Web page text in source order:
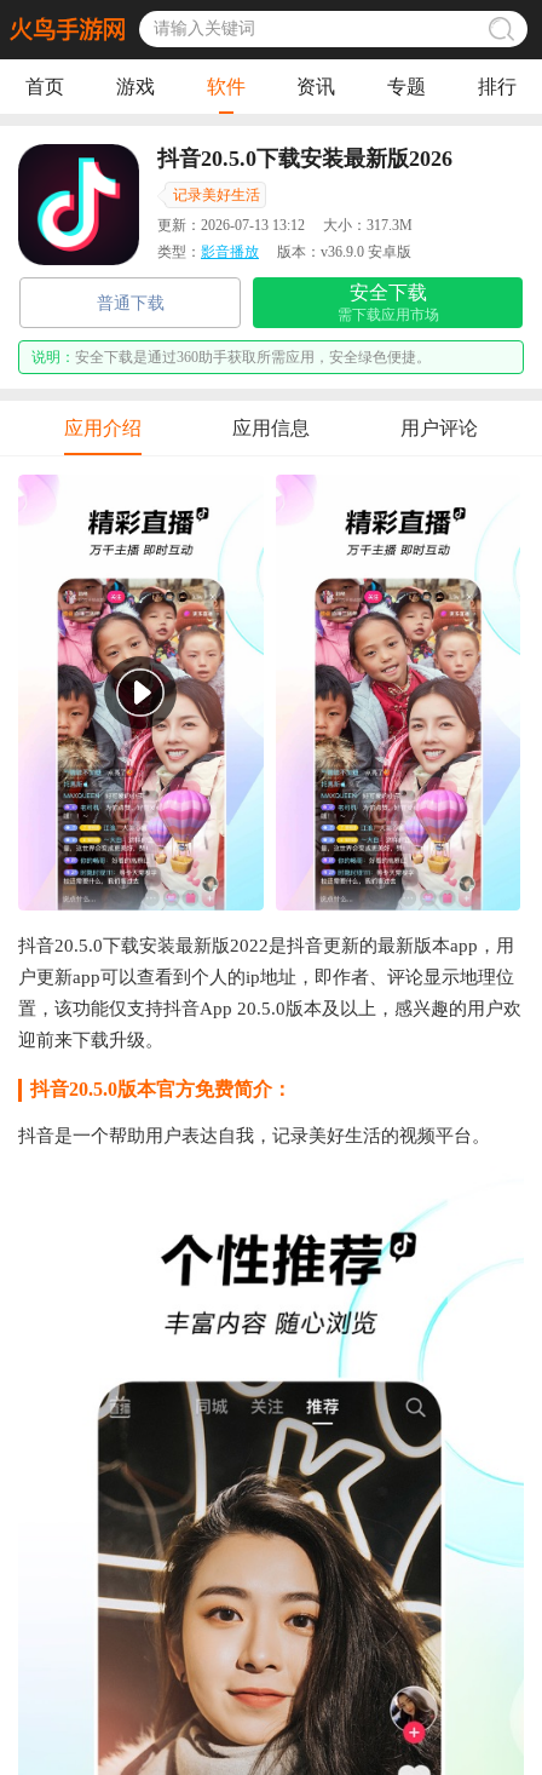
首页 游戏 软件 资讯 专题 排行
抖音20.5.0下载安装最新版2026
记录美好生活
更新： 2026-07-13 13:12 大小： 317.3M
类型： 影音播放 版本： v36.9.0 安卓版
普通下载
安全下载
需下载应用市场
说明： 安全下载是通过360助手获取所需应用，安全绿色便捷。
应用介绍 应用信息 用户评论
抖音20.5.0下载安装最新版2022是抖音更新的最新版本app，用
户更新app可以查看到个人的ip地址，即作者、评论显示地理位
置，该功能仅支持抖音App 20.5.0版本及以上，感兴趣的用户欢
迎前来下载升级。
抖音20.5.0版本官方免费简介：
抖音是一个帮助用户表达自我，记录美好生活的视频平台。